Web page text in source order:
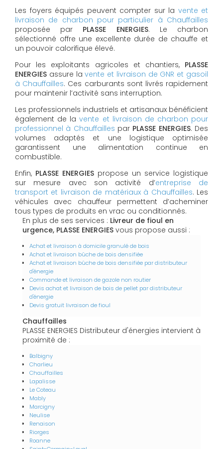
Les foyers équipés peuvent compter sur la vente et
livraison de charbon pour particulier à Chauffailles
proposée par PLASSE ENERGIES. Le charbon
sélectionné offre une excellente durée de chauffe et
un pouvoir calorifique élevé.
Pour les exploitants agricoles et chantiers, PLASSE
ENERGIES assure lavente et livraison de GNR et gasoil
à Chauffailles. Ces carburants sont livrés rapidement
pour maintenir l’activité sans interruption.
Les professionnels industriels et artisanaux bénéficient
également de lavente et livraison de charbon pour
professionnel à Chauffailles par PLASSE ENERGIES. Des
volumes adaptés et une logistique optimisée
garantissent une alimentation continue en
combustible.
Enfin, PLASSE ENERGIES propose un service logistique
sur mesure avec son activité d’entreprise de
transport et livraison de matériaux à Chauffailles. Les
véhicules avec chauffeur permettent d’acheminer
tous types de produits en vrac ou conditionnés.
En plus de ses services : Livreur de fioul en
urgence, PLASSE ENERGIES vous propose aussi :
Achat et livraison à domicile granulé de bois
Achat et livraison bûche de bois densifiée
Achat et livraison bûche de bois densifiée par distributeur
d'énergie
Commande et livraison de gazole non routier
Devis achat et livraison de bois de pellet par distributeur
d'énergie
Devis gratuit livraison de fioul
Chauffailles
PLASSE ENERGIES Distributeur d'énergies intervient à
proximité de :
Balbigny
Charlieu
Chauffailles
Lapalisse
Le Coteau
Mably
Marcigny
Neulise
Renaison
Riorges
Roanne